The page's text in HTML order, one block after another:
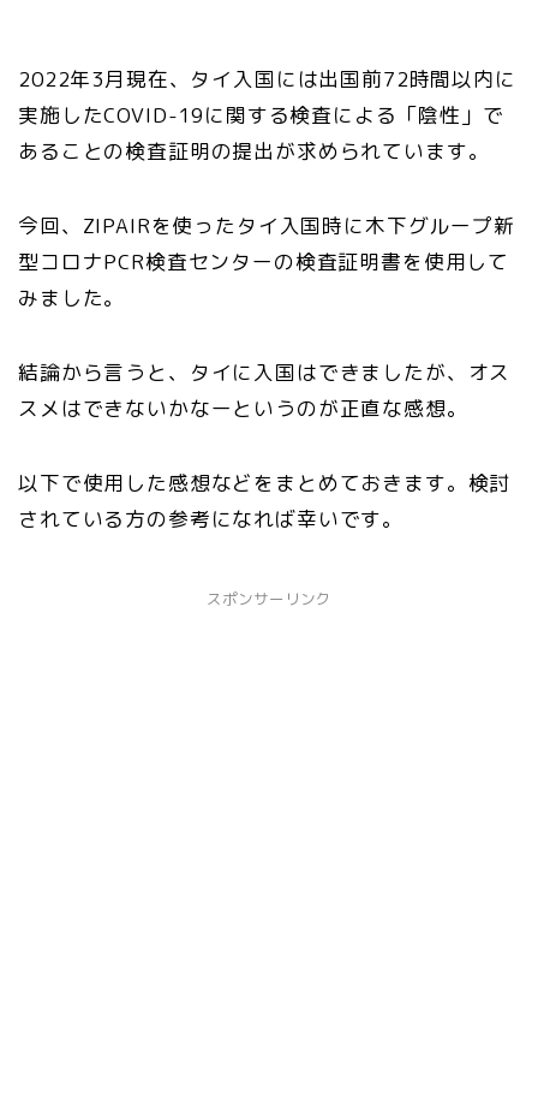
2022年3月現在、タイ入国には出国前72時間以内に
実施したCOVID-19に関する検査による「陰性」で
あることの検査証明の提出が求められています。
今回、ZIPAIRを使ったタイ入国時に木下グループ新
型コロナPCR検査センターの検査証明書を使用して
みました。
結論から言うと、タイに入国はできましたが、オス
スメはできないかなーというのが正直な感想。
以下で使用した感想などをまとめておきます。検討
されている方の参考になれば幸いです。
スポンサーリンク